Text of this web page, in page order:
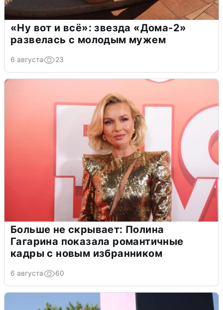
«Ну вот и всё»: звезда «Дома-2»
развелась с молодым мужем
6 августа 23
Больше не скрывает: Полина
Гагарина показала романтичные
кадры с новым избранником
6 августа 60